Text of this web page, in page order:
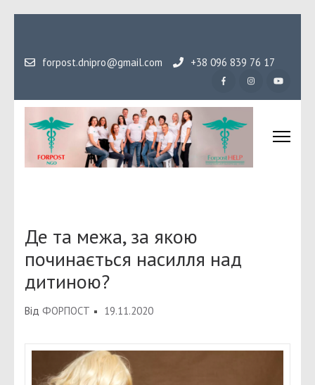
вмісту
Enter)
forpost.dnipro@gmail.com +38 096 839 76 17
Де та межа, за якою
починається насилля над
дитиною?
Від ФОРПОСТ 19.11.2020